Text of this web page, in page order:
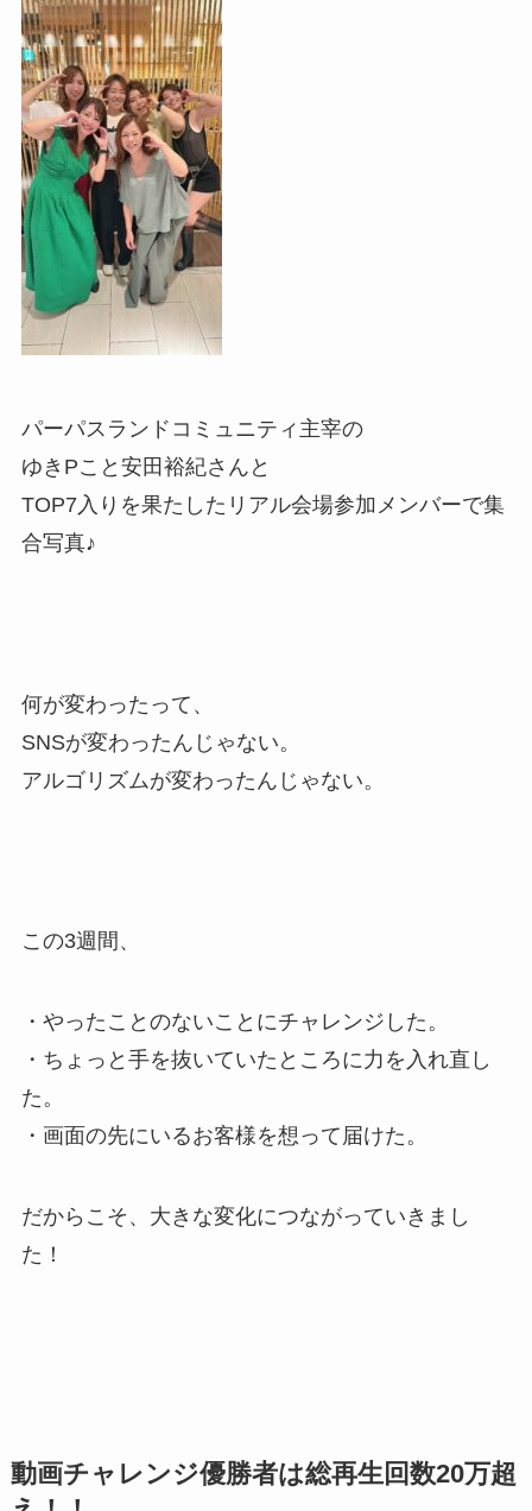
パーパスランドコミュニティ主宰の
ゆきPこと安田裕紀さんと
TOP7入りを果たしたリアル会場参加メンバーで集
合写真♪
何が変わったって、
SNSが変わったんじゃない。
アルゴリズムが変わったんじゃない。
この3週間、
・やったことのないことにチャレンジした。
・ちょっと手を抜いていたところに力を入れ直し
た。
・画面の先にいるお客様を想って届けた。
だからこそ、大きな変化につながっていきまし
た！
動画チャレンジ優勝者は総再生回数20万超